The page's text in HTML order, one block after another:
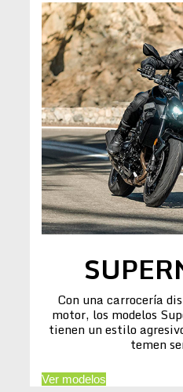
Con una carrocería
motor, los modelos
tienen un estilo
temen
Ver modelos